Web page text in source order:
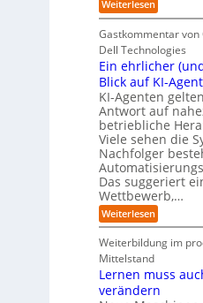
-
H
e
r
s
t
e
l
l
e
r
n
o
j
e
k
t
e
i
n
d
e
r
I
n
d
u
s
t
r
i
e
e
m
ö
e
r
r
s
i
k
o
,
w
a
c
h
s
e
n
d
e
R
a
n
o
m
n
ü
r
I
n
d
u
s
t
r
i
e
r
o
b
o
t
r
Weiterlesen:
E
n
3
D
-
Z
w
i
l
l
i
n
g
f
ü
r
T
a
t
o
r
t
e
Gastkommentar
Dell Technologies
Ein ehrlicher
Blick auf KI-
KI-Agenten
Antwort auf
betriebliche
Viele sehen die
Nachfolger
Das suggeriert
Wettbewerb,…
Weiterlesen:
E
n
e
h
r
l
Weiterbildung im
Mittelstand
Lernen muss
verändern